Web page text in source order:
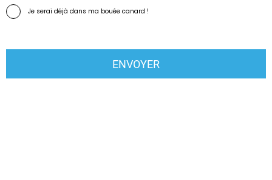
Je serai déjà dans ma bouée canard !
ENVOYER